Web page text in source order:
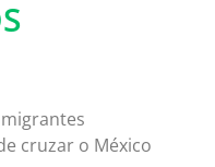
cruzar o México